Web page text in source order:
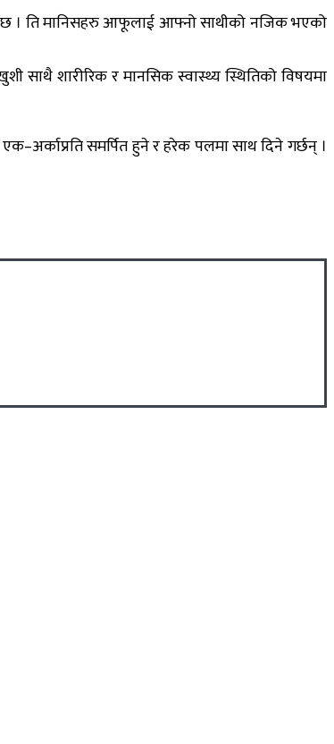
छ । ति मानिसहरु आफूलाई आफ्नो साथीको नजिक भएको
साथै शारीरिक र मानसिक स्वास्थ्य स्थितिको विषयमा
समर्पित हुने र हरेक पलमा साथ दिने गर्छन् ।